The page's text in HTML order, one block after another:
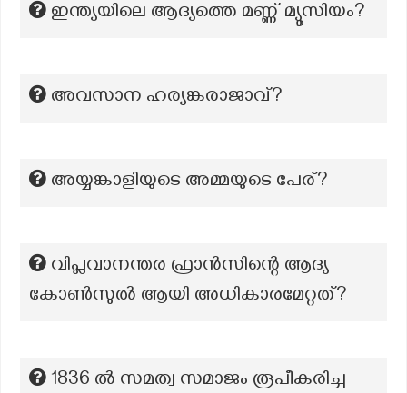
ഇന്ത്യയിലെ ആദ്യത്തെ മണ്ണ് മ്യൂസിയം?
അവസാന ഹര്യങ്കരാജാവ്?
അയ്യങ്കാളിയുടെ അമ്മയുടെ പേര്?
വിപ്ലവാനന്തര ഫ്രാൻസിന്റെ ആദ്യ
കോൺസുൽ ആയി അധികാരമേറ്റത്?
1836 ൽ സമത്വ സമാജം രൂപീകരിച്ച